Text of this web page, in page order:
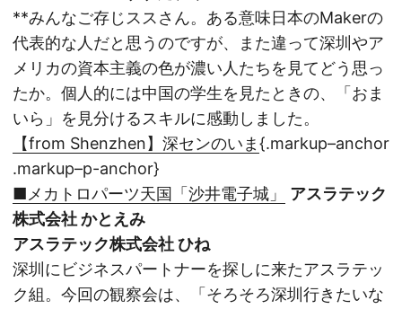
**みんなご存じススさん。ある意味日本のMakerの
代表的な人だと思うのですが、また違って深圳やア
メリカの資本主義の色が濃い人たちを見てどう思っ
たか。個人的には中国の学生を見たときの、「おま
いら」を見分けるスキルに感動しました。
【from Shenzhen】深センのいま{.markup–anchor
.markup–p-anchor}
■メカトロパーツ天国「沙井電子城」
アスラテック
株式会社 かとえみ
アスラテック株式会社 ひね
深圳にビジネスパートナーを探しに来たアスラテッ
ク組。今回の観察会は、「そろそろ深圳行きたいな